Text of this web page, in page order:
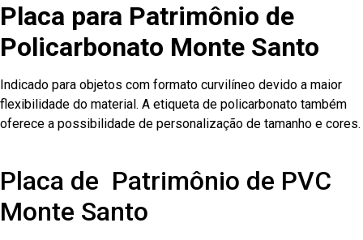
Placa para Patrimônio de
Policarbonato Monte Santo
Indicado para objetos com formato curvilíneo devido a maior
flexibilidade do material. A etiqueta de policarbonato também
oferece a possibilidade de personalização de tamanho e cores.
Placa de Patrimônio de PVC
Monte Santo